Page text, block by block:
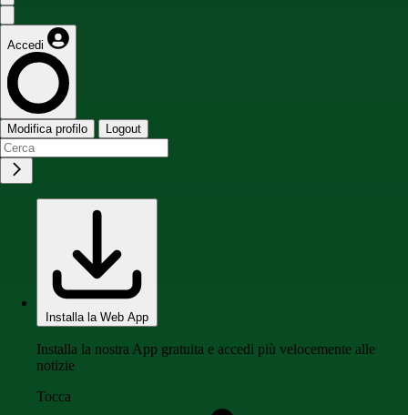
Accedi
Modifica profilo Logout
Installa la Web App
Installa la nostra App gratuita e accedi più velocemente alle
notizie
Tocca